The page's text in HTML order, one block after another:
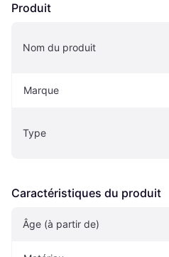
Produit
Nom du produit
Marque
Type
Caractéristiques du produit
Âge (à partir de)